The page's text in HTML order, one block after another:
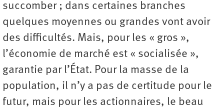
succomber ; dans certaines branches
quelques moyennes ou grandes vont avoir
des difficultés. Mais, pour les « gros »,
l’économie de marché est « socialisée »,
garantie par l’État. Pour la masse de la
population, il n’y a pas de certitude pour le
futur, mais pour les actionnaires, le beau